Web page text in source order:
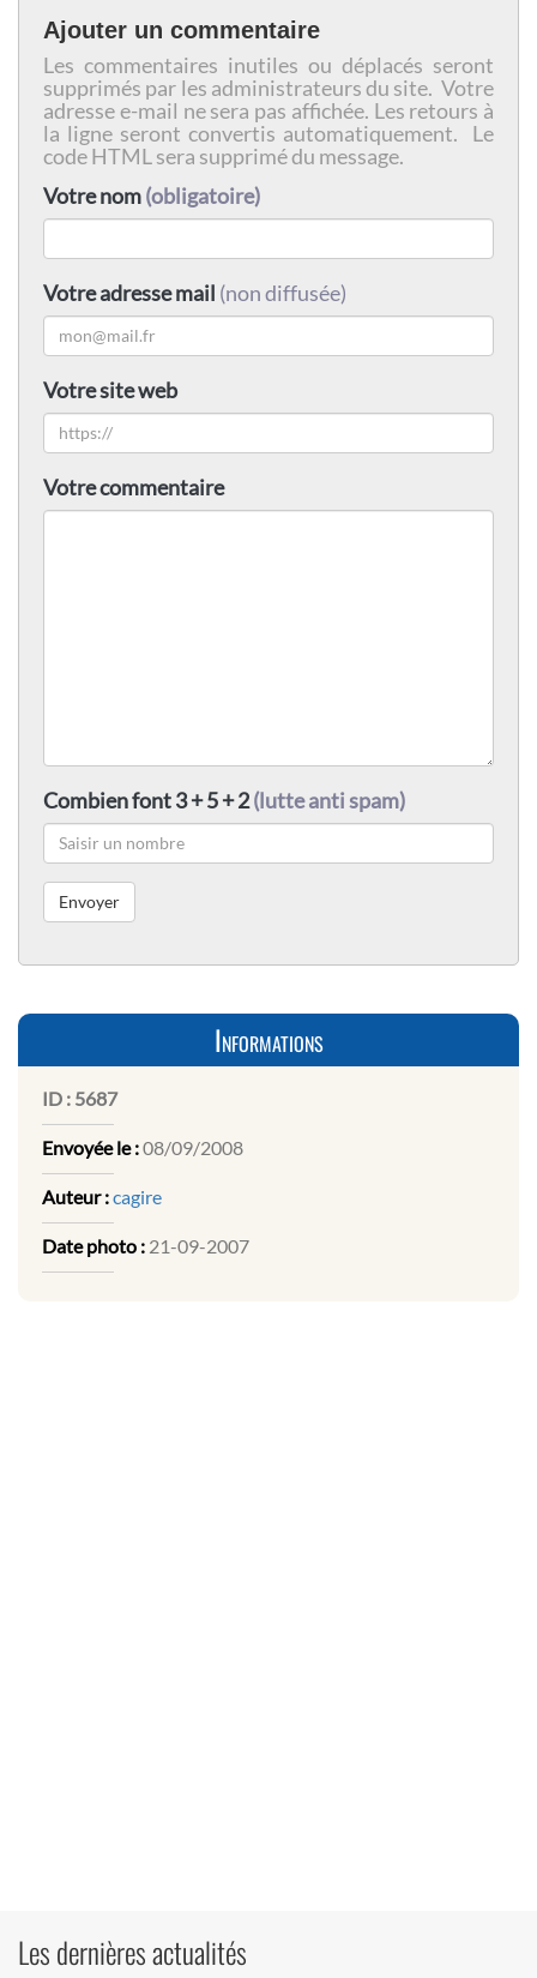
Ajouter un commentaire
Les commentaires inutiles ou déplacés seront
supprimés par les administrateurs du site. Votre
adresse e-mail ne sera pas affichée. Les retours à
la ligne seront convertis automatiquement. Le
code HTML sera supprimé du message.
Votre nom(obligatoire)
Votre adresse mail (non diffusée)
Votre site web
Votre commentaire
Combien font 3 + 5 + 2(lutte anti spam)
Informations
ID : 5687
Envoyée le :08/09/2008
Auteur :cagire
Date photo : 21-09-2007
Les dernières actualités